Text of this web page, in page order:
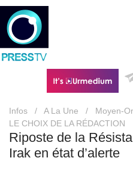
Infos / A La Une / Moyen-
LE CHOIX DE LA RÉDACTION
Riposte de la
Irak en état d’alerte